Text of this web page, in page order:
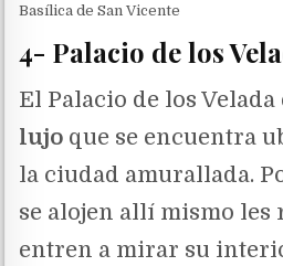
Basílica de San Vicente
4- Palacio de los
El Palacio de los Velada
lujo que se encuentra
la ciudad amurallada.
se alojen allí mismo les
entren a mirar su